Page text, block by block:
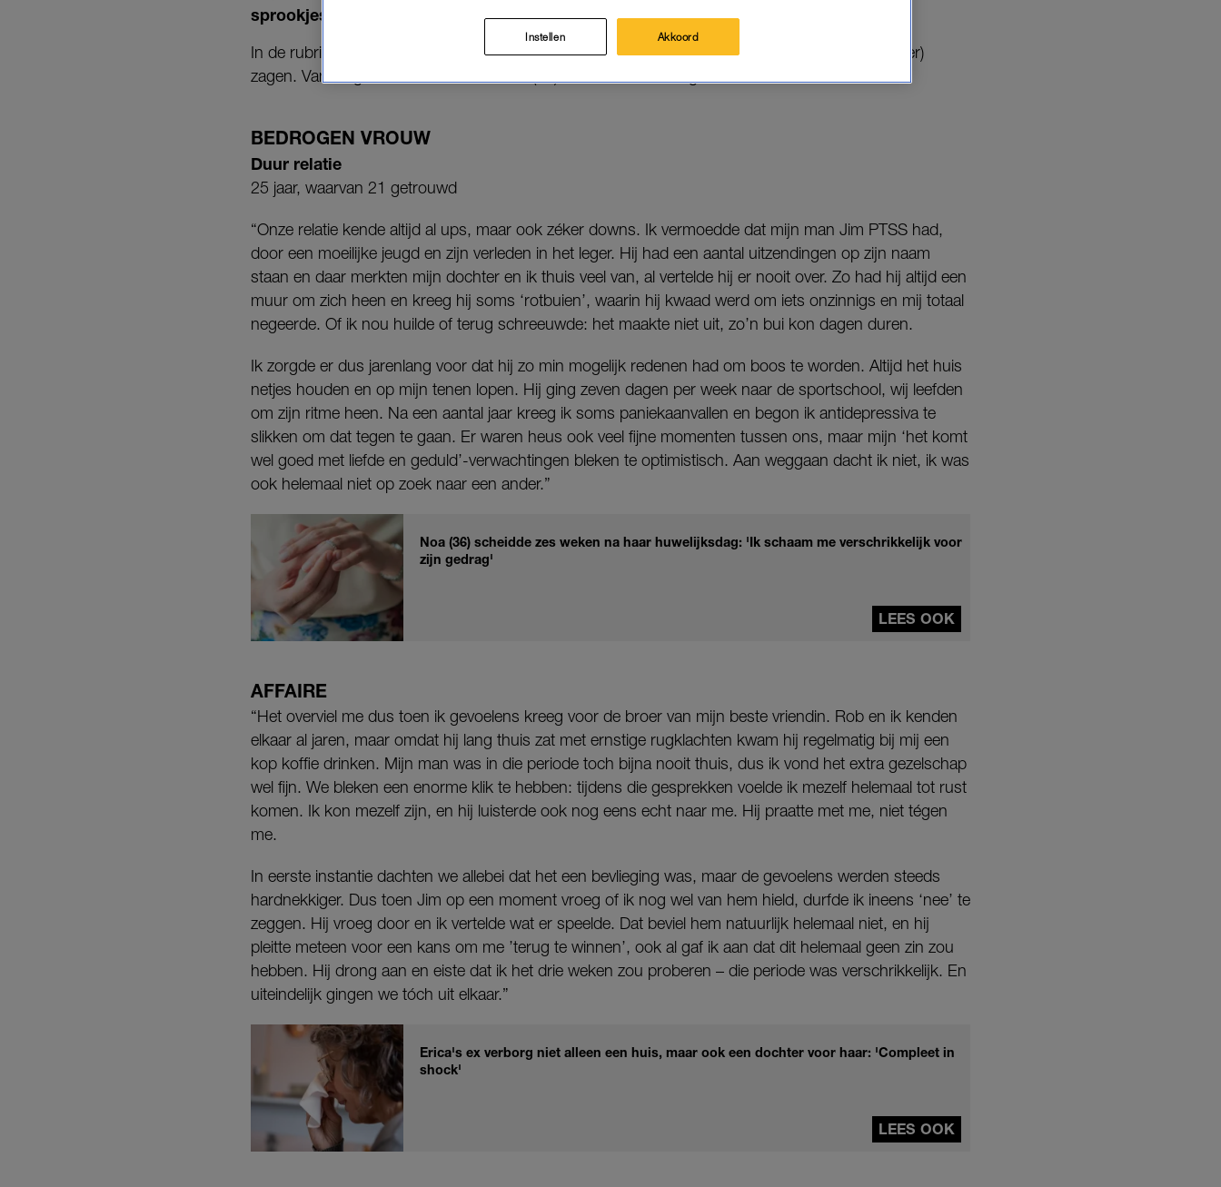
sprookjes een goed einde beschoren.
In de rubriek ‘
’ spreken we vrouwen die door alle leugens het bedrog niet (meer)
zagen. Vandaag net even anders: Loes* (53) vertelt over haar eigen affaire.
BEDROGEN VROUW
Duur relatie
25 jaar, waarvan 21 getrouwd
“Onze relatie kende altijd al ups, maar ook zéker downs. Ik vermoedde dat mijn man Jim PTSS had,
door een moeilijke jeugd en zijn verleden in het leger. Hij had een aantal uitzendingen op zijn naam
staan en daar merkten mijn dochter en ik thuis veel van, al vertelde hij er nooit over. Zo had hij altijd een
muur om zich heen en kreeg hij soms ‘rotbuien’, waarin hij kwaad werd om iets onzinnigs en mij totaal
negeerde. Of ik nou huilde of terug schreeuwde: het maakte niet uit, zo’n bui kon dagen duren.
Ik zorgde er dus jarenlang voor dat hij zo min mogelijk redenen had om boos te worden. Altijd het huis
netjes houden en op mijn tenen lopen. Hij ging zeven dagen per week naar de sportschool, wij leefden
om zijn ritme heen. Na een aantal jaar kreeg ik soms paniekaanvallen en begon ik antidepressiva te
slikken om dat tegen te gaan. Er waren heus ook veel fijne momenten tussen ons, maar mijn ‘het komt
wel goed met liefde en geduld’-verwachtingen bleken te optimistisch. Aan weggaan dacht ik niet, ik was
ook helemaal niet op zoek naar een ander.”
Noa (36) scheidde zes weken na haar huwelijksdag: 'Ik schaam me verschrikkelijk voor
zijn gedrag'
LEES OOK
AFFAIRE
“Het overviel me dus toen ik gevoelens kreeg voor de broer van mijn beste vriendin. Rob en ik kenden
elkaar al jaren, maar omdat hij lang thuis zat met ernstige rugklachten kwam hij regelmatig bij mij een
kop koffie drinken. Mijn man was in die periode toch bijna nooit thuis, dus ik vond het extra gezelschap
wel fijn. We bleken een enorme klik te hebben: tijdens die gesprekken voelde ik mezelf helemaal tot rust
komen. Ik kon mezelf zijn, en hij luisterde ook nog eens echt naar me. Hij praatte met me, niet tégen
me.
In eerste instantie dachten we allebei dat het een bevlieging was, maar de gevoelens werden steeds
hardnekkiger. Dus toen Jim op een moment vroeg of ik nog wel van hem hield, durfde ik ineens ‘nee’ te
zeggen. Hij vroeg door en ik vertelde wat er speelde. Dat beviel hem natuurlijk helemaal niet, en hij
pleitte meteen voor een kans om me ’terug te winnen’, ook al gaf ik aan dat dit helemaal geen zin zou
hebben. Hij drong aan en eiste dat ik het drie weken zou proberen – die periode was verschrikkelijk. En
uiteindelijk gingen we tóch uit elkaar.”
Erica's ex verborg niet alleen een huis, maar ook een dochter voor haar: 'Compleet in
shock'
LEES OOK
Instellen Akkoord